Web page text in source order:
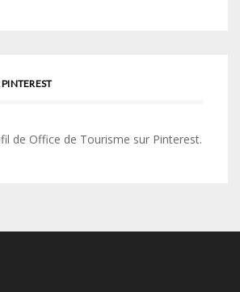
de Office de Tourisme sur Pinterest.